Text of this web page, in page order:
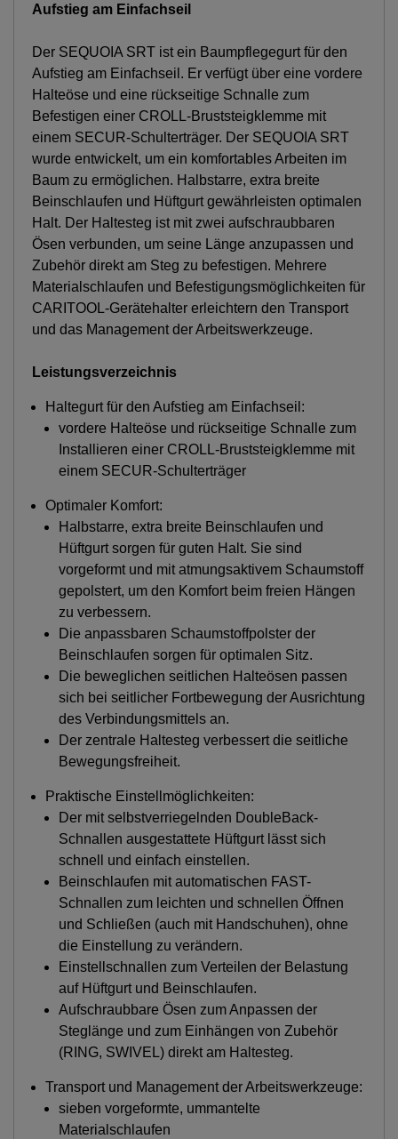
Aufstieg am Einfachseil
Der SEQUOIA SRT ist ein Baumpflegegurt für den
Aufstieg am Einfachseil. Er verfügt über eine vordere
Halteöse und eine rückseitige Schnalle zum
Befestigen einer CROLL-Bruststeigklemme mit
einem SECUR-Schulterträger. Der SEQUOIA SRT
wurde entwickelt, um ein komfortables Arbeiten im
Baum zu ermöglichen. Halbstarre, extra breite
Beinschlaufen und Hüftgurt gewährleisten optimalen
Halt. Der Haltesteg ist mit zwei aufschraubbaren
Ösen verbunden, um seine Länge anzupassen und
Zubehör direkt am Steg zu befestigen. Mehrere
Materialschlaufen und Befestigungsmöglichkeiten für
CARITOOL-Gerätehalter erleichtern den Transport
und das Management der Arbeitswerkzeuge.
Leistungsverzeichnis
Haltegurt für den Aufstieg am Einfachseil:
vordere Halteöse und rückseitige Schnalle zum
Installieren einer CROLL-Bruststeigklemme mit
einem SECUR-Schulterträger
Optimaler Komfort:
Halbstarre, extra breite Beinschlaufen und
Hüftgurt sorgen für guten Halt. Sie sind
vorgeformt und mit atmungsaktivem Schaumstoff
gepolstert, um den Komfort beim freien Hängen
zu verbessern.
Die anpassbaren Schaumstoffpolster der
Beinschlaufen sorgen für optimalen Sitz.
Die beweglichen seitlichen Halteösen passen
sich bei seitlicher Fortbewegung der Ausrichtung
des Verbindungsmittels an.
Der zentrale Haltesteg verbessert die seitliche
Bewegungsfreiheit.
Praktische Einstellmöglichkeiten:
Der mit selbstverriegelnden DoubleBack-
Schnallen ausgestattete Hüftgurt lässt sich
schnell und einfach einstellen.
Beinschlaufen mit automatischen FAST-
Schnallen zum leichten und schnellen Öffnen
und Schließen (auch mit Handschuhen), ohne
die Einstellung zu verändern.
Einstellschnallen zum Verteilen der Belastung
auf Hüftgurt und Beinschlaufen.
Aufschraubbare Ösen zum Anpassen der
Steglänge und zum Einhängen von Zubehör
(RING, SWIVEL) direkt am Haltesteg.
Transport und Management der Arbeitswerkzeuge:
sieben vorgeformte, ummantelte
Materialschlaufen